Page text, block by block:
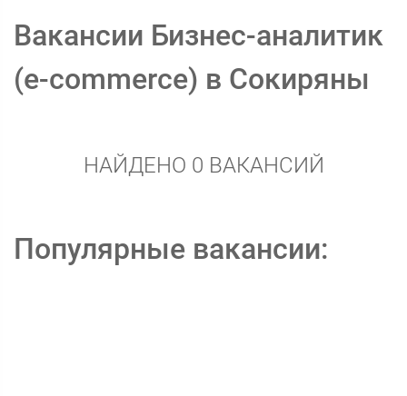
Вакансии Бизнес-аналитик
(e-commerce) в Сокиряны
НАЙДЕНО 0 ВАКАНСИЙ
Популярные вакансии: